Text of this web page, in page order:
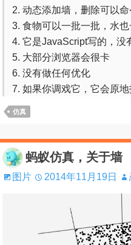
动态添加墙，删除可以命
食物可以一批一批，水
它是JavaScript写的，没
大部分浏览器会很卡
没有做任何优化
如果你调戏它，它会原
仿真
蚂蚁仿真，关于墙
图片 2014年11月19日